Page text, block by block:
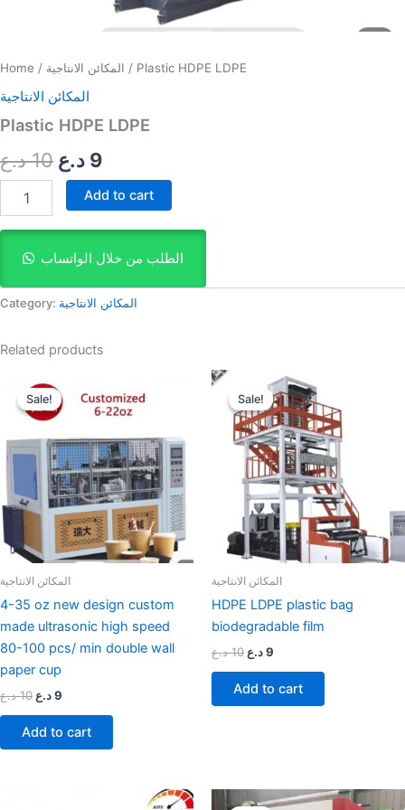
Home / المكائن الانتاجية / Plastic HDPE LDPE
المكائن الانتاجية
Plastic HDPE LDPE
10 د.ع 9 د.ع
Add to cart
الطلب من خلال الواتساب
Category: المكائن الانتاجية
Related products
Sale!
Sale!
المكائن الانتاجية
4-35 oz new design custom
made ultrasonic high speed
80-100 pcs/ min double wall
paper cup
10 د.ع
price
was:
9د.ع
price
is:
Add to cart
Sale!
Sale!
المكائن الانتاجية
HDPE LDPE plastic bag
biodegradable film
10 د.ع
Original
price
was:
10 د.ع.
9د.ع
Current
price
is:
9 د.ع.
Add to cart
OriginalCurrent